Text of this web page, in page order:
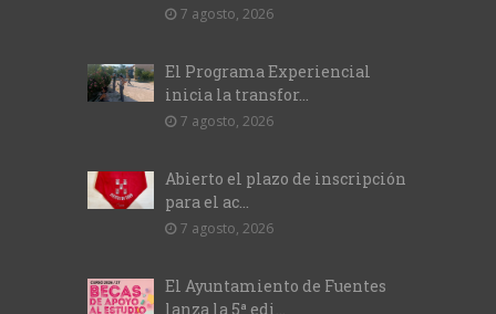
7 agosto, 2026
El Programa Experiencial
inicia la transfor...
7 agosto, 2026
Abierto el plazo de inscripción
para el ac...
7 agosto, 2026
El Ayuntamiento de Fuentes
lanza la 5ª edi...